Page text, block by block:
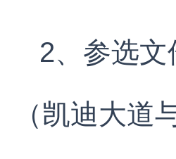
2、参选
（凯迪大道